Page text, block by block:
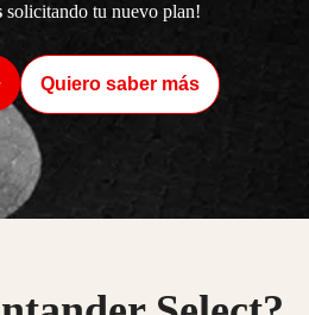
solicitando tu nuevo plan!
Quiero saber más